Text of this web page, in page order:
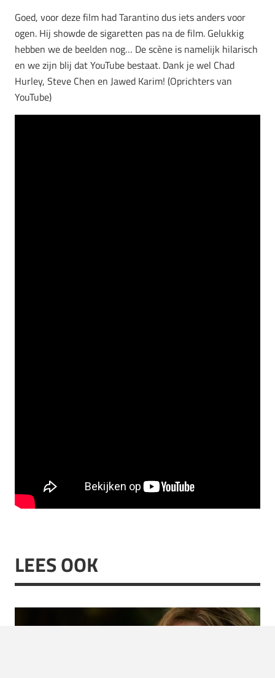
Goed, voor deze film had Tarantino dus iets anders voor
ogen. Hij showde de sigaretten pas na de film. Gelukkig
hebben we de beelden nog… De scène is namelijk hilarisch
en we zijn blij dat YouTube bestaat. Dank je wel Chad
Hurley, Steve Chen en Jawed Karim! (Oprichters van
YouTube)
LEES OOK